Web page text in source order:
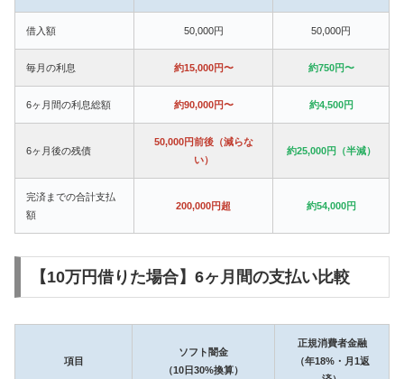
借入額 50,000円 50,000円
毎月の利息 約15,000円〜 約750円〜
6ヶ月間の利息総額 約90,000円〜 約4,500円
6ヶ月後の残債
50,000円前後（減らな
い）
約25,000円（半減）
完済までの合計支払
額
200,000円超 約54,000円
【10万円借りた場合】6ヶ月間の支払い比較
項目
ソフト闇金
（10日30%換算）
正規消費者金融
（年18%・月1返